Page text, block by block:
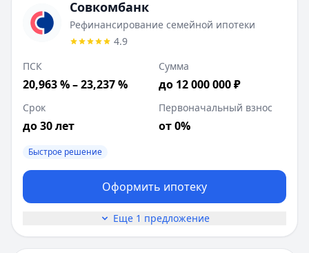
Совкомбанк
Рефинансирование семейной ипотеки
4.9
ПСК
20,963 % – 23,237 %
Сумма
до 12 000 000 ₽
Срок
до 30 лет
Первоначальный взнос
от 0%
Быстрое решение
Оформить ипотеку
Еще 1 предложение